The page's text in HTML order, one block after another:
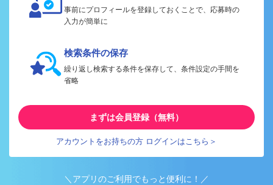
事前にプロフィールを登録しておくことで、応募時の
入力が簡単に
検索条件の保存
繰り返し検索する条件を保存して、条件設定の手間を
省略
まずは会員登録（無料）
アカウントをお持ちの方 ログインはこちら＞
＼アプリのご利用でもっと便利に！／